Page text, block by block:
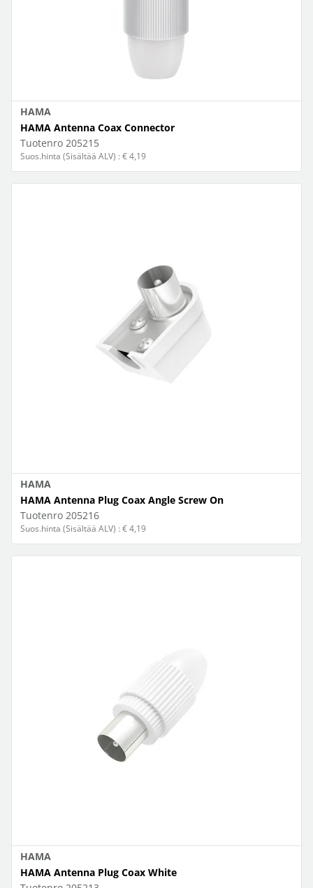
HAMA
HAMA Antenna Coax Connector
Tuotenro 205215
Suos.hinta (Sisältää ALV) : € 4,19
HAMA
HAMA Antenna Plug Coax Angle Screw On
Tuotenro 205216
Suos.hinta (Sisältää ALV) : € 4,19
HAMA
HAMA Antenna Plug Coax White